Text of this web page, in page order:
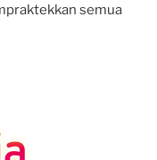
semua